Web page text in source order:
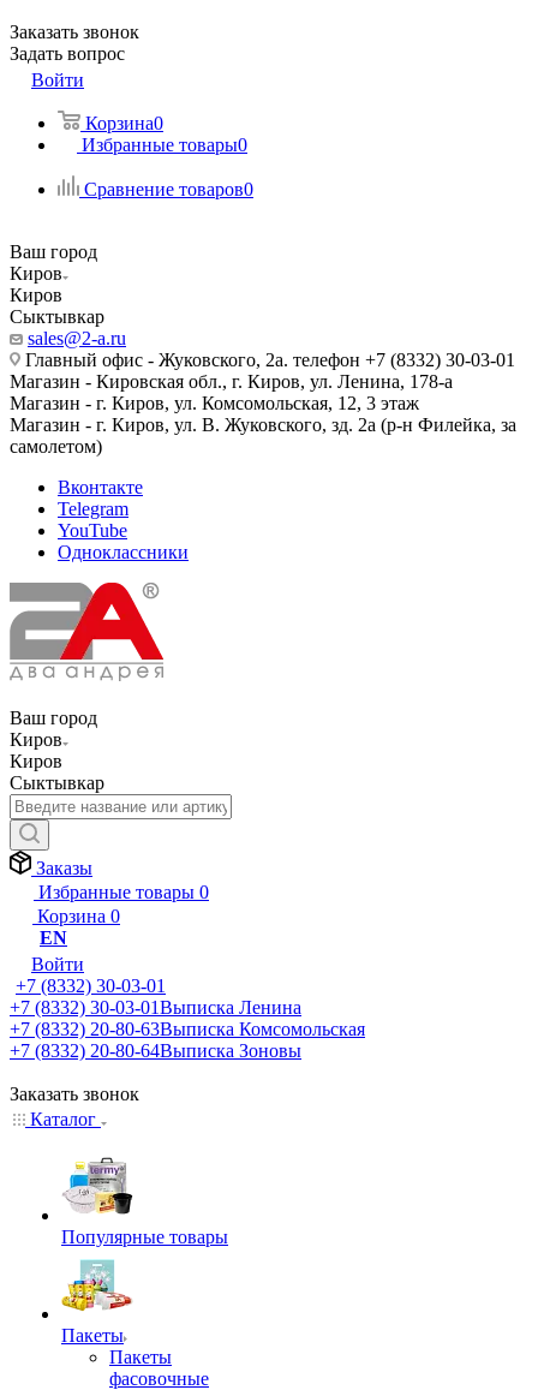
Заказать звонок
Задать вопрос
Войти
Корзина0
Избранные товары0
Сравнение товаров0
Ваш город
Киров
Киров
Сыктывкар
sales@2-a.ru
Главный офис - Жуковского, 2а. телефон +7 (8332) 30-03-01
Магазин - Кировская обл., г. Киров, ул. Ленина, 178-а
Магазин - г. Киров, ул. Комсомольская, 12, 3 этаж
Магазин - г. Киров, ул. В. Жуковского, зд. 2а (р-н Филейка, за
самолетом)
Вконтакте
Telegram
YouTube
Одноклассники
Ваш город
Киров
Киров
Сыктывкар
Заказы
Избранные товары 0
Корзина 0
EN
Войти
+7 (8332) 30-03-01
+7 (8332) 30-03-01Выписка Ленина
+7 (8332) 20-80-63Выписка Комсомольская
+7 (8332) 20-80-64Выписка Зоновы
Заказать звонок
Каталог
Популярные товары
Пакеты
Пакеты
фасовочные